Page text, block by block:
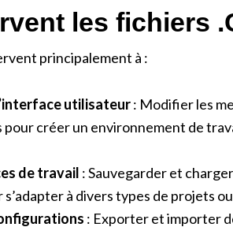
les fichiers
principalement à :
utilisateur: Modifier les
créer un environnement de
de travail : Sauvegarder et
s’adapter à divers types de projets
: Exporter et importer